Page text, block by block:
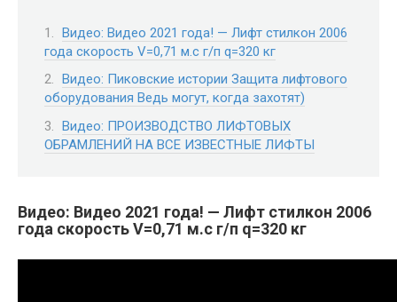
Видео: Видео 2021 года! — Лифт стилкон 2006
года скорость V=0,71 м.с г/п q=320 кг
Видео: Пиковские истории Защита лифтового
оборудования Ведь могут, когда захотят)
Видео: ПРОИЗВОДСТВО ЛИФТОВЫХ
ОБРАМЛЕНИЙ НА ВСЕ ИЗВЕСТНЫЕ ЛИФТЫ
Видео: Видео 2021 года! — Лифт стилкон 2006
года скорость V=0,71 м.с г/п q=320 кг